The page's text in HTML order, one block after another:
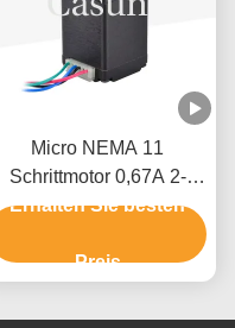
Micro NEMA 11
Schrittmotor 0,67A 2-
Phasen-Verkabelung für
Erhalten Sie besten
Preis